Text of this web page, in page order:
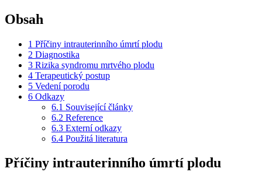
Obsah
1 Příčiny intrauterinního úmrtí plodu
2 Diagnostika
3 Rizika syndromu mrtvého plodu
4 Terapeutický postup
5 Vedení porodu
6 Odkazy
6.1 Související články
6.2 Reference
6.3 Externí odkazy
6.4 Použitá literatura
Příčiny intrauterinního úmrtí plodu